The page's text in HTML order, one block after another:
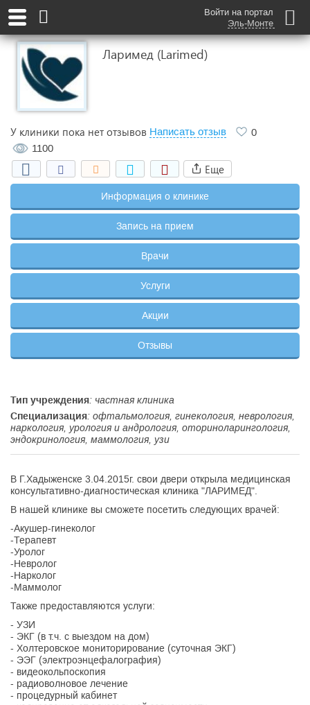
Войти на портал
Эль-Монте
Ларимед (Larimed)
У клиники пока нет отзывов Написать отзыв
0
1100
Еще
Информация о клинике
Запись на прием
Врачи
Услуги
Акции
Отзывы
Тип учреждения: частная клиника
Специализация: офтальмология, гинекология, неврология,
наркология, урология и андрология, оториноларингология,
эндокринология, маммология, узи
В Г.Хадыженске 3.04.2015г. свои двери открыла медицинская
консультативно-диагностическая клиника "ЛАРИМЕД".
В нашей клинике вы сможете посетить следующих врачей:
-Акушер-гинеколог
-Терапевт
-Уролог
-Невролог
-Нарколог
-Маммолог
Также предоставляются услуги:
- УЗИ
- ЭКГ (в т.ч. с выездом на дом)
- Холтеровское мониторирование (суточная ЭКГ)
- ЭЭГ (электроэнцефалография)
- видеокольпоскопия
- радиоволновое лечение
- процедурный кабинет